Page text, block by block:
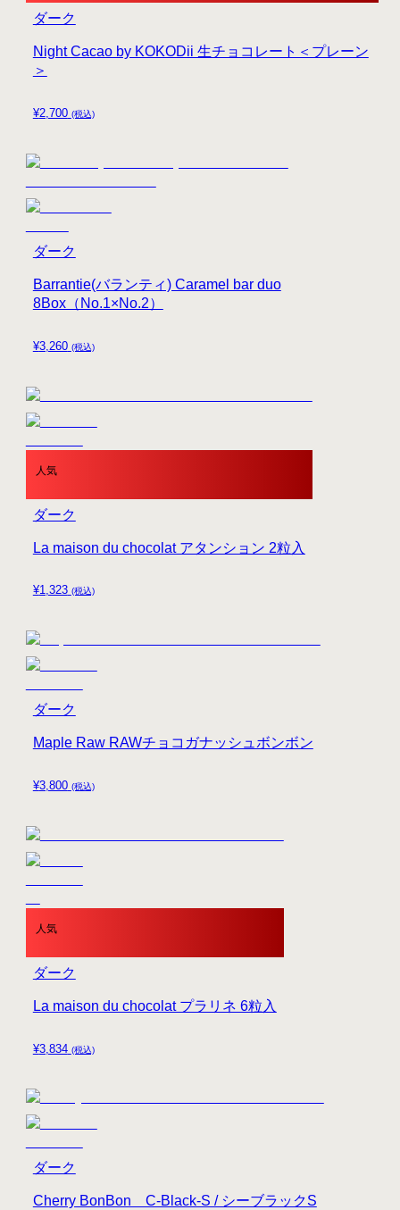
¥2,700 (税込)
Night Cacao by KOKODii 生チョコレート＜プレーン
＞
ダーク
¥3,260 (税込)
Barrantie(バランティ) Caramel bar duo
8Box（No.1×No.2）
ダーク
人気
¥1,323 (税込)
La maison du chocolat アタンション 2粒入
ダーク
¥3,800 (税込)
Maple Raw RAWチョコガナッシュボンボン
ダーク
人気
¥3,834 (税込)
La maison du chocolat プラリネ 6粒入
ダーク
Cherry BonBon C-Black-S / シーブラックS
ダーク